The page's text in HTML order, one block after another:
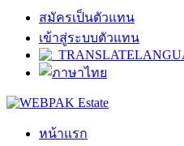
สมัครเป็นตัวแทน
เข้าสู่ระบบตัวแทน
หน้าแรก